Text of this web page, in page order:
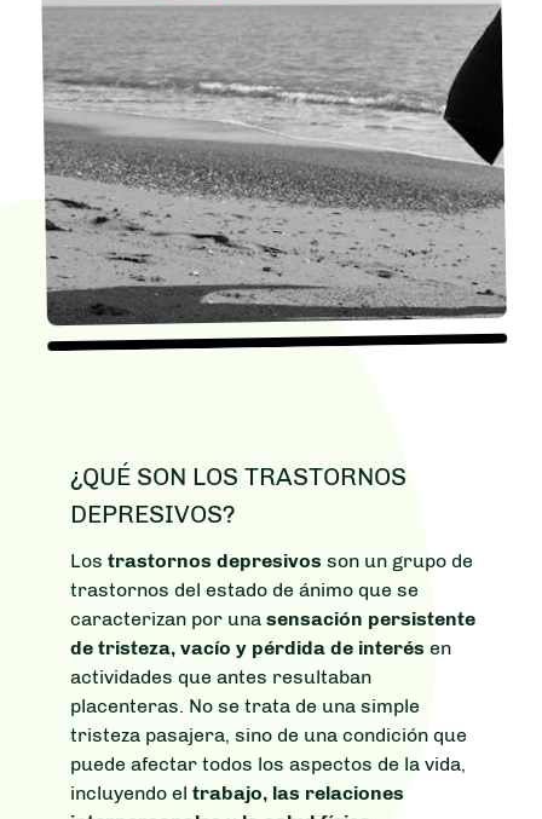
¿QUÉ SON LOS TRASTORNOS
DEPRESIVOS?
Los trastornos depresivos son un grupo de
trastornos del estado de ánimo que se
caracterizan por una sensación persistente
de tristeza, vacío y pérdida de interés en
actividades que antes resultaban
placenteras. No se trata de una simple
tristeza pasajera, sino de una condición que
puede afectar todos los aspectos de la vida,
incluyendo el trabajo, las relaciones